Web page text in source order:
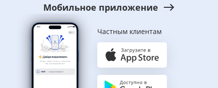
Мобильное приложение
Частным клиентам